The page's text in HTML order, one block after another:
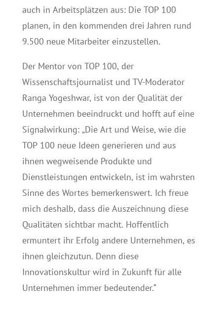
auch in Arbeitsplätzen aus: Die TOP 100
planen, in den kommenden drei Jahren rund
9.500 neue Mitarbeiter einzustellen.
Der Mentor von TOP 100, der
Wissenschaftsjournalist und TV-Moderator
Ranga Yogeshwar, ist von der Qualität der
Unternehmen beeindruckt und hofft auf eine
Signalwirkung: „Die Art und Weise, wie die
TOP 100 neue Ideen generieren und aus
ihnen wegweisende Produkte und
Dienstleistungen entwickeln, ist im wahrsten
Sinne des Wortes bemerkenswert. Ich freue
mich deshalb, dass die Auszeichnung diese
Qualitäten sichtbar macht. Hoffentlich
ermuntert ihr Erfolg andere Unternehmen, es
ihnen gleichzutun. Denn diese
Innovationskultur wird in Zukunft für alle
Unternehmen immer bedeutender.“